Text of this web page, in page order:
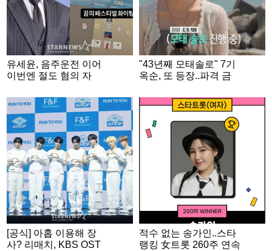
유세윤, 음주운전 이어
이번엔 절도 혐의 자
타이슈]
"43년째 모태솔로" 7기
옥순, 또 등장..파격 금
사계]
[공식] 아홉 이용해 장
사? 리매치, KBS OST
적수 없는 송가인..스타
랭킹 女트롯 260주 연속